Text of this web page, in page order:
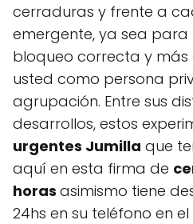
cerraduras y frente a
emergente, ya sea
bloqueo correcta y
usted como persona
agrupación. Entre sus
desarrollos, estos
urgentes Jumilla que
aquí en esta firma de
horas asimismo tiene
24hs en su teléfono en